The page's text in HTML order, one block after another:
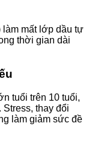
mất lớp dầu tự
thời gian dài
tuổi trên 10 tuổi,
Stress, thay đổi
làm giảm sức đề